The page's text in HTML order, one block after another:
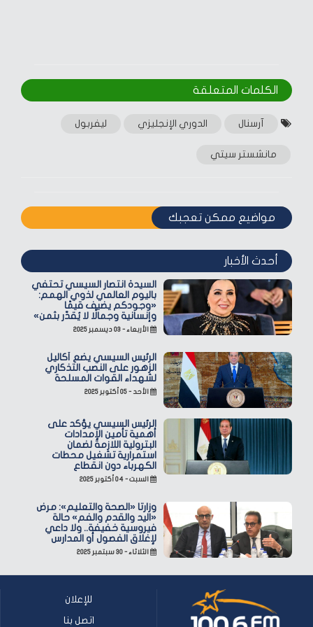
الكلمات المتعلقة‎
آرسنال الدوري الإنجليزي ليفربول
مانشستر سيتي
مواضيع ممكن تعجبك
أحدث الأخبار
السيدة انتصار السيسي تحتفي
باليوم العالمي لذوي الهمم:
«وجودكم يضيف قيمًا
وإنسانية وجمالًا لا يُقدّر بثمن»
الأربعاء - ٠٣ ديسمبر ٢٠٢٥
الرئيس السيسي يضع أكاليل
الزهور على النصب التذكاري
لشهداء القوات المسلحة
الأحد - ٠٥ أكتوبر ٢٠٢٥
الرئيس السيسي يؤكد على
أهمية تأمين الإمدادات
البترولية اللازمة لضمان
استمرارية تشغيل محطات
الكهرباء دون انقطاع
السبت - ٠٤ أكتوبر ٢٠٢٥
وزارتا «الصحة والتعليم»: مرض
«اليد والقدم والفم» حالة
فيروسية خفيفة.. ولا داعي
لإغلاق الفصول أو المدارس
الثلاثاء - ٣٠ سبتمبر ٢٠٢٥
للإعلان
اتصل بنا